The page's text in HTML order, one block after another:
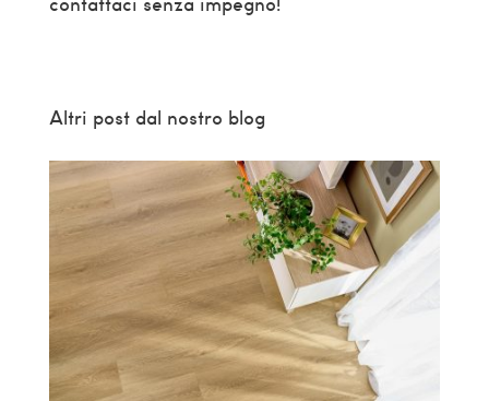
Altri post dal nostro blog